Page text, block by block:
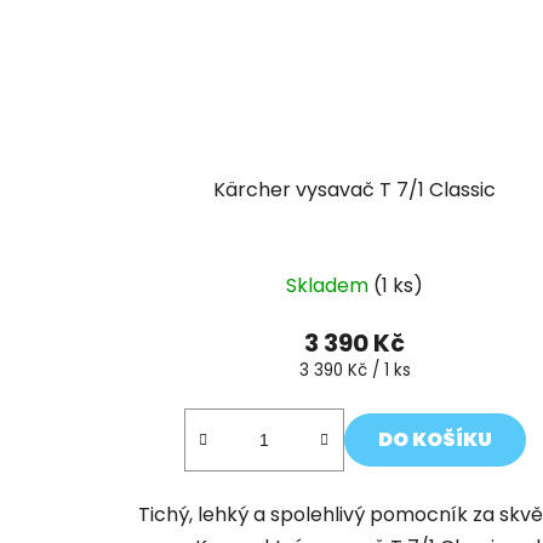
Kärcher vysavač T 7/1 Classic
Skladem (1 ks)
3 390 Kč
Měrná
3 390 Kč / 1 ks
DO KOŠÍKU
Tichý, lehký a spolehlivý pomocník za